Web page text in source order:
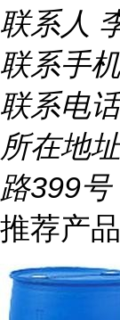
联系人
联系手机
联系电话
所在地址
路399号
推荐产品